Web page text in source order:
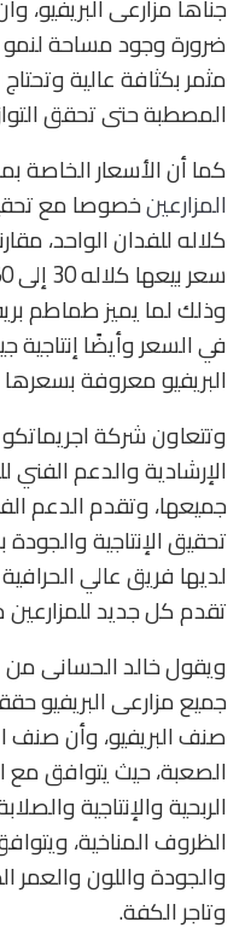
جناها مزارعى البريفيو،
ضرورة وجود مساحة
المصطبة حتى تحقق
كما أن الأسعار الخاصة
المزارعين
كلاله للفدان الواحد،
وذلك لما يميز طماطم
في السعر وأيضًا
البريفيو معروفة بسعرها
وتتعاون شركة
الإرشادية والدعم الفني
جميعها، وتقدم الدعم
تحقيق الإنتاجية
لديها فريق عالي
تقدم كل جديد
ويقول خالد الحسانى من
جميع مزارعى البريفيو
صنف البريفيو، وأن صنف
الصعبة، حيث يتوافق مع
الربحية والإنتاجية
الظروف المناخية،
والجودة واللون والعمر
وتاجر الكفة.